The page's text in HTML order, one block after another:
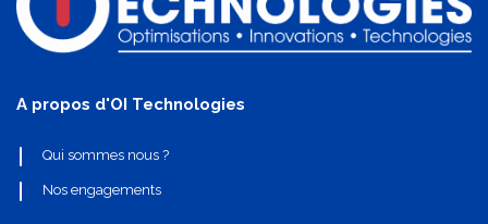
A propos d'OI Technologies
Qui sommes nous ?
Nos engagements